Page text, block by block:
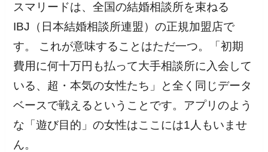
スマリードは、全国の結婚相談所を束ねる
IBJ（日本結婚相談所連盟）の正規加盟店で
す。 これが意味することはただ一つ。「初期
費用に何十万円も払って大手相談所に入会して
いる、超・本気の女性たち」と全く同じデータ
ベースで戦えるということです。アプリのよう
な「遊び目的」の女性はここには1人もいませ
ん。